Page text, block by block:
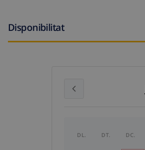
Disponibilitat
DL. DT. DC.